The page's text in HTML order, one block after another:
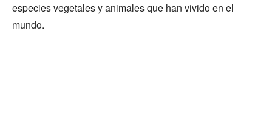
especies vegetales y animales que han vivido en el
mundo.